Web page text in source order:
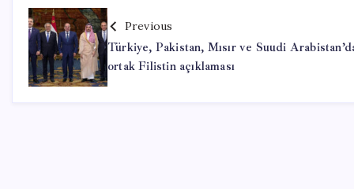
Previous
Türkiye, Pakistan, Mısır ve Suudi
ortak Filistin açıklaması